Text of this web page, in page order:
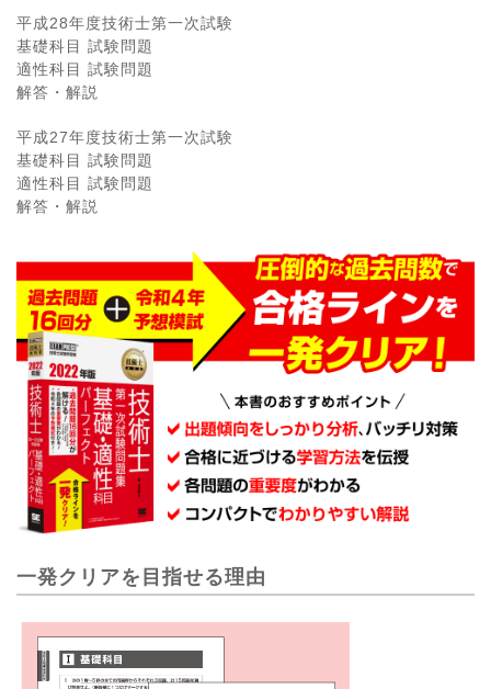
平成28年度技術士第一次試験
基礎科目 試験問題
適性科目 試験問題
解答・解説
平成27年度技術士第一次試験
基礎科目 試験問題
適性科目 試験問題
解答・解説
一発クリアを目指せる理由